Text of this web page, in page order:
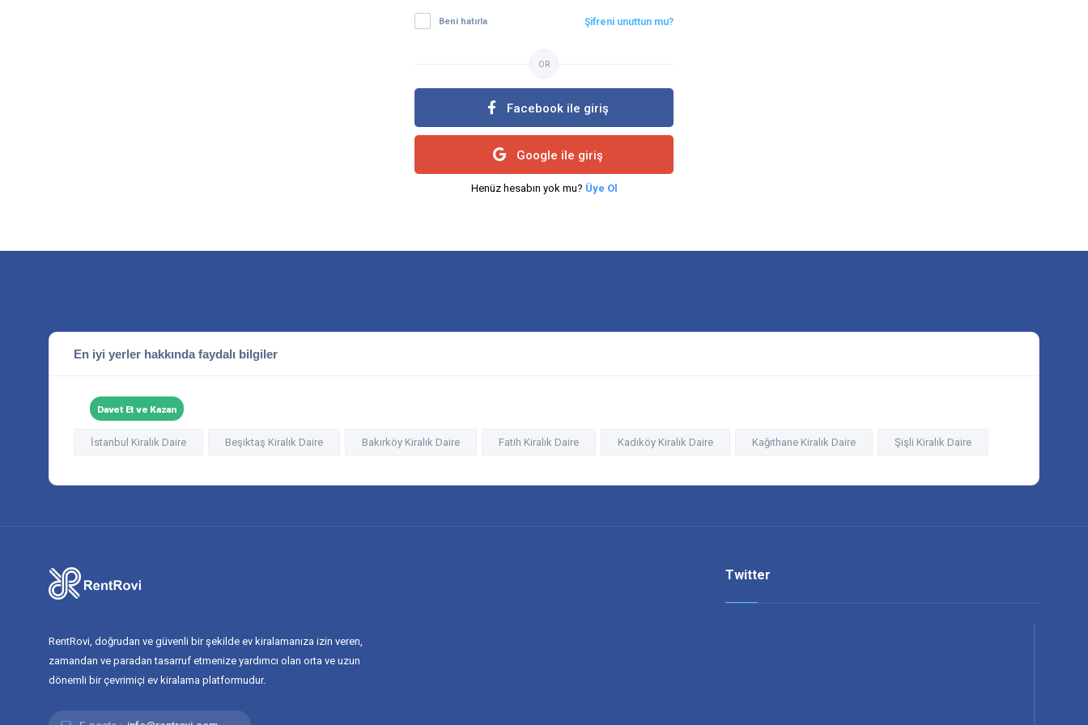
Beni hatırla Şifreni unuttun mu?
OR
Facebook ile giriş
Google ile giriş
Henüz hesabın yok mu? Üye Ol
En iyi yerler hakkında faydalı bilgiler
Davet Et ve Kazan
İstanbul Kiralık Daire Beşiktaş Kiralık Daire Bakırköy Kiralık Daire Fatih Kiralık Daire Kadıköy Kiralık Daire Kağıthane Kiralık Daire Şişli Kiralık Daire
RentRovi, doğrudan ve güvenli bir şekilde ev kiralamanıza izin veren,
zamandan ve paradan tasarruf etmenize yardımcı olan orta ve uzun
dönemli bir çevrimiçi ev kiralama platformudur.
Twitter